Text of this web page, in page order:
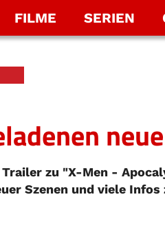
FILME SERIEN
zu "X-Men -
Szenen und viele